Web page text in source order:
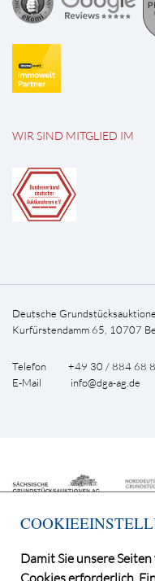
WIR SIND MITGLIED IM
Deutsche
Kurfürstendamm 65, 10707
Telefon +49 30 / 884 68
E-Mail info@dga-ag.de
Damit Sie unsere
Cookies erforderlich.